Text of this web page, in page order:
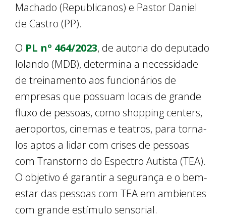
Machado (Republicanos) e Pastor Daniel
de Castro (PP).
O PL nº 464/2023, de autoria do deputado
Iolando (MDB), determina a necessidade
de treinamento aos funcionários de
empresas que possuam locais de grande
fluxo de pessoas, como shopping centers,
aeroportos, cinemas e teatros, para torna-
los aptos a lidar com crises de pessoas
com Transtorno do Espectro Autista (TEA).
O objetivo é garantir a segurança e o bem-
estar das pessoas com TEA em ambientes
com grande estímulo sensorial.